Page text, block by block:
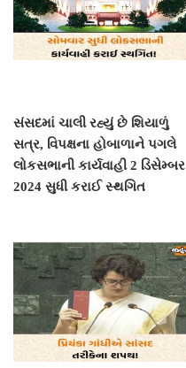
સંસદમાં ચાલી રહ્યું છે શિયાળું
સત્ર, વિપક્ષના હોબાળાને પગલે
લોકસભાની કાર્યવાહી 2 ડિસેમ્બર
2024 સુધી કરાઈ સ્થગિત